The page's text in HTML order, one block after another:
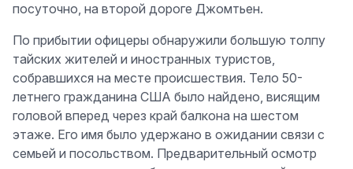
посуточно, на второй дороге Джомтьен.
По прибытии офицеры обнаружили большую толпу
тайских жителей и иностранных туристов,
собравшихся на месте происшествия. Тело 50-
летнего гражданина США было найдено, висящим
головой вперед через край балкона на шестом
этаже. Его имя было удержано в ожидании связи с
семьей и посольством. Предварительный осмотр